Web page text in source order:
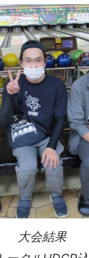
大会結果